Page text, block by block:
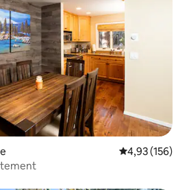
Gemiddelde
4,93 (156)